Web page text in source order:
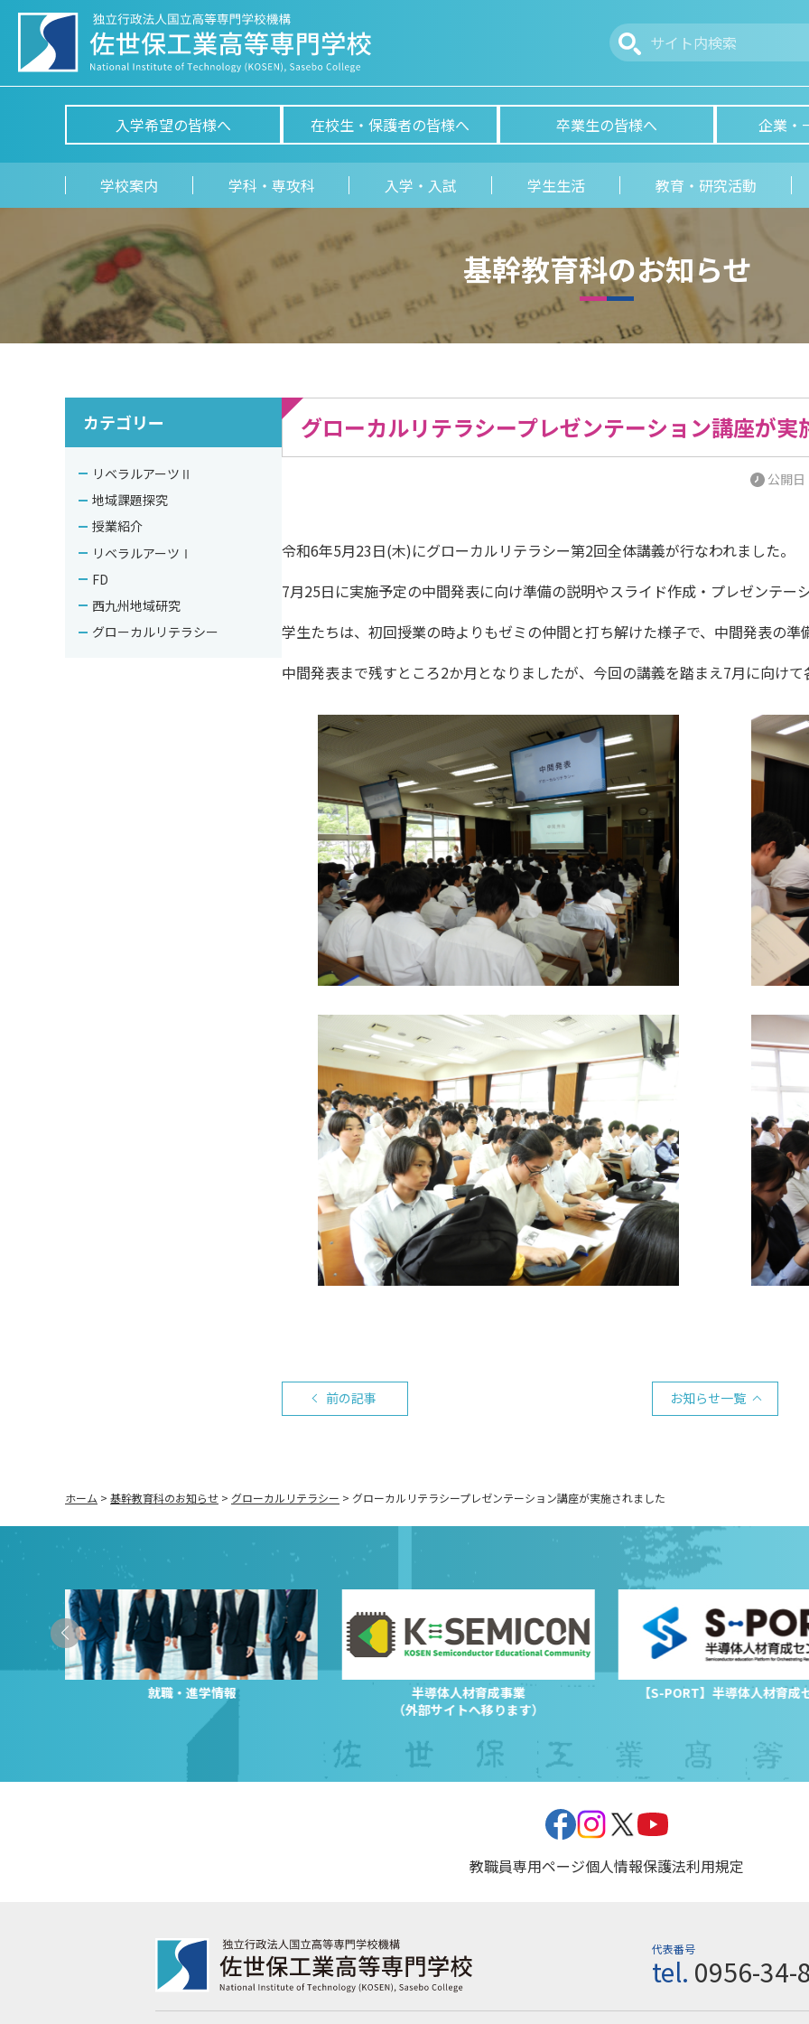
入学希望の皆様へ 在校生・保護者の皆様へ 卒業生の皆様へ 企業・
学校案内 学科・専攻科 入学・入試 学生生活 教育・研究活動
基幹教育科のお知らせ
グローカルリテラシープレゼンテーション講座が実
公開日
令和6年5月23日(木)にグローカルリテラシー第2回全体講義が行なわれました。
7月25日に実施予定の中間発表に向け準備の説明やスライド作成・プレゼンテー
学生たちは、初回授業の時よりもゼミの仲間と打ち解けた様子で、中間発表の
中間発表まで残すところ2か月となりましたが、今回の講義を踏まえ7月に向け
前の記事 お知らせ一覧
カテゴリー
リベラルアーツⅡ
地域課題探究
授業紹介
リベラルアーツⅠ
FD
西九州地域研究
グローカルリテラシー
ホーム > 基幹教育科のお知らせ > グローカルリテラシー > グローカルリテラシープレゼンテーション講座が実施されました
就職・進学情報
半導体人材育成事業
（外部サイトへ移ります）
【S-PORT】半導体人材育成
教職員専用ページ個人情報保護法利用規定
代表番号
tel. 0956-34-